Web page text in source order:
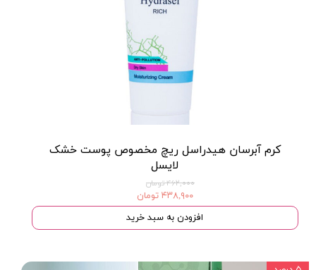
کرم آبرسان هیدراسل ریچ مخصوص پوست خشک
لایسل
۴۶۲,۰۰۰ تومان
۴۳۸,۹۰۰ تومان
افزودن به سبد خرید